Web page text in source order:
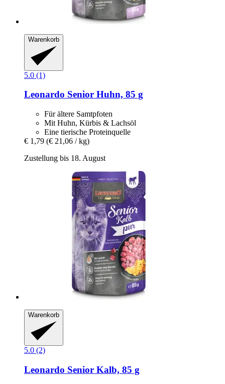
Warenkorb
5.0 (1)
Leonardo Senior Huhn, 85 g
Für ältere Samtpfoten
Mit Huhn, Kürbis & Lachsöl
Eine tierische Proteinquelle
€ 1,79 (€ 21,06 / kg)
Zustellung bis 18. August
Warenkorb
5.0 (2)
Leonardo Senior Kalb, 85 g